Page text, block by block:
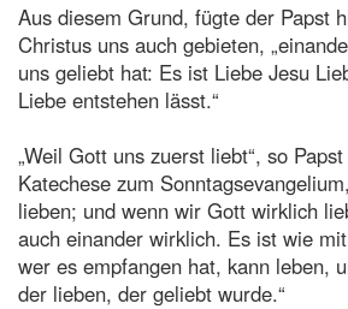
Aus diesem Grund, fügte der Papst
Christus uns auch gebieten,
uns geliebt hat: Es ist Liebe Jesu
Liebe entstehen lässt.“
„Weil Gott uns zuerst liebt“, so
Katechese zum
lieben; und wenn wir Gott wirklich
auch einander wirklich. Es ist wie
wer es empfangen hat, kann leben,
der lieben, der geliebt wurde.“